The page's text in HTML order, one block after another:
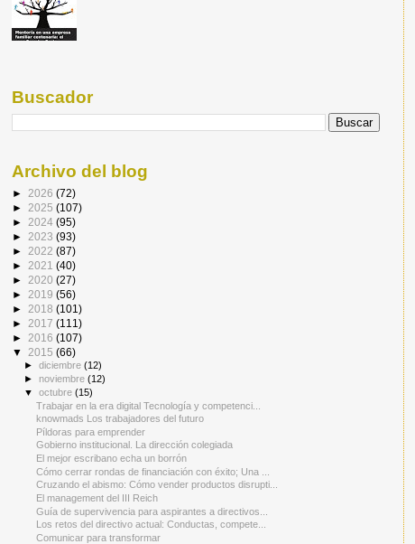
Buscador
Archivo del blog
► 2026 (72)
► 2025 (107)
► 2024 (95)
► 2023 (93)
► 2022 (87)
► 2021 (40)
► 2020 (27)
► 2019 (56)
► 2018 (101)
► 2017 (111)
► 2016 (107)
▼ 2015 (66)
►diciembre(12)
► noviembre(12)
▼octubre(15)
Trabajar en la era digital Tecnología y competenci...
knowmads Los trabajadores del futuro
Píldoras para emprender
Gobierno institucional. La dirección colegiada
El mejor escribano echa un borrón
Cómo cerrar rondas de financiación con éxito; Una ...
Cruzando el abismo: Cómo vender productos disrupti...
El management del III Reich
Guía de supervivencia para aspirantes a directivos...
Los retos del directivo actual: Conductas, compete...
Comunicar para transformar